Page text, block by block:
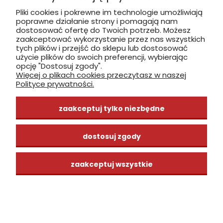
zobacz, jak dojechać
INFORMACJE
ZAKUPY
CENTRUM WIEDZY
Pliki cookies i pokrewne im technologie umożliwiają
poprawne działanie strony i pomagają nam
dostosować ofertę do Twoich potrzeb. Możesz
zaakceptować wykorzystanie przez nas wszystkich
tych plików i przejść do sklepu lub dostosować
użycie plików do swoich preferencji, wybierając
opcję "Dostosuj zgody".
Więcej o plikach cookies przeczytasz w naszej
Polityce prywatności.
zaakceptuj tylko niezbędne
dostosuj zgody
zaakceptuj wszystkie